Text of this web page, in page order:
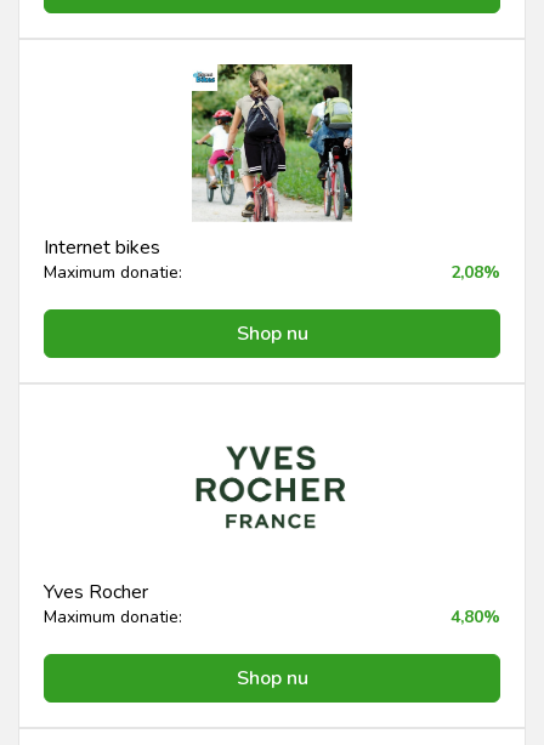
Internet bikes
Maximum donatie: 2,08%
Shop nu
Yves Rocher
Maximum donatie: 4,80%
Shop nu